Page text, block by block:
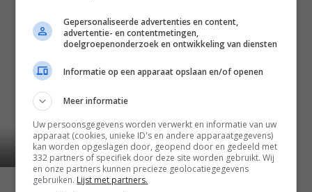
Gepersonaliseerde advertenties en content,
advertentie- en contentmetingen,
doelgroepenonderzoek en ontwikkeling van diensten
Informatie op een apparaat opslaan en/of openen
Meer informatie
Uw persoonsgegevens worden verwerkt en informatie van uw
apparaat (cookies, unieke ID's en andere apparaatgegevens)
kan worden opgeslagen door, geopend door en gedeeld met
332 partners of specifiek door deze site worden gebruikt. Wij
en onze partners kunnen precieze geolocatiegegevens
gebruiken. Lijst met partners.